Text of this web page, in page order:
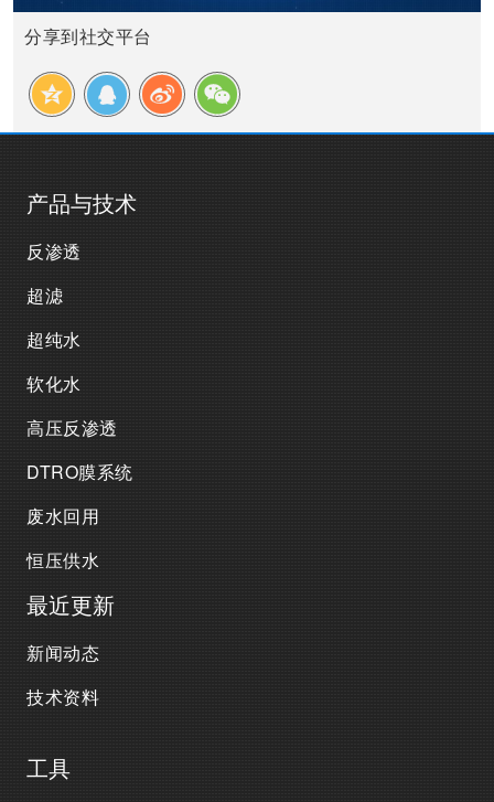
分享到社交平台
产品与技术
反渗透
超滤
超纯水
软化水
高压反渗透
DTRO膜系统
废水回用
恒压供水
最近更新
新闻动态
技术资料
工具